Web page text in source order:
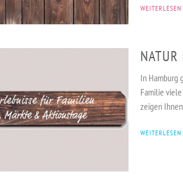
WEITERLESEN
In Hamburg
Familie
zeigen
WEITERLESEN